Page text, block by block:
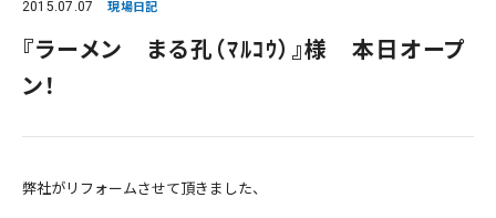
2015.07.07 現場日記
『ラーメン まる孔（ﾏﾙｺｳ）』様 本日オープ
ン！
弊社がリフォームさせて頂きました、